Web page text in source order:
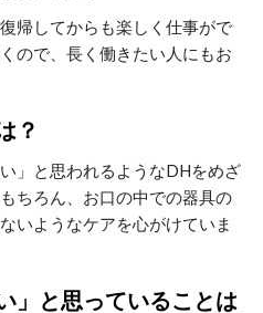
帰してからも楽しく仕事がで
ので、長く働きたい人にもお
？
」と思われるようなDHをめざ
ちろん、お口の中での器具の
いようなケアを心がけていま
」と思っていることは